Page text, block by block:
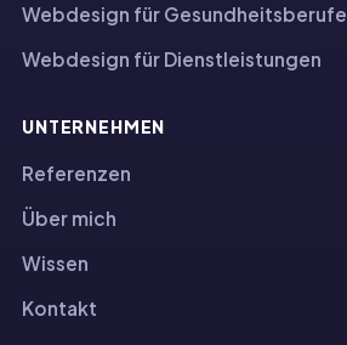
Webdesign für Gesundheitsberufe
Webdesign für Dienstleistungen
UNTERNEHMEN
Referenzen
Über mich
Wissen
Kontakt